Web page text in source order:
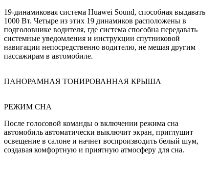
19-динамиковая система Huawei Sound, способная выдавать
1000 Вт. Четыре из этих 19 динамиков расположены в
подголовнике водителя, где система способна передавать
системные уведомления и инструкции спутниковой
навигации непосредственно водителю, не мешая другим
пассажирам в автомобиле.
ПАНОРАМНАЯ ТОНИРОВАННАЯ КРЫША
РЕЖИМ СНА
После голосовой команды о включении режима сна
автомобиль автоматически выключит экран, приглушит
освещение в салоне и начнет воспроизводить белый шум,
создавая комфортную и приятную атмосферу для сна.